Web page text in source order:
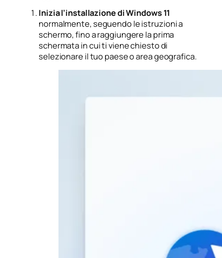
Inizia l’installazione di Windows 11
normalmente, seguendo le istruzioni a
schermo, fino a raggiungere la prima
schermata in cui ti viene chiesto di
selezionare il tuo paese o area geografica.